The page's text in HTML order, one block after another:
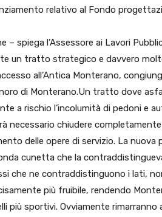
relativo al Fondo
– spiega l’Assessore ai Lavori
un tratto strategico e davvero
all’Antica Monterano,
di Monterano.Un tratto dove
a rischio l’incolumità di pedoni e
necessario chiudere
delle opere di servizio. La nuova
cunetta che la
che ne contraddistinguono i lati,
più fruibile, rendendo
sportivi. Ovviamente rimarranno